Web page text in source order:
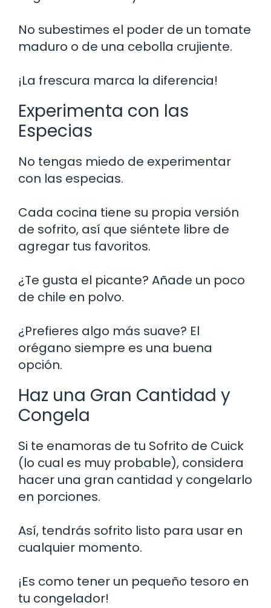
No subestimes el poder de un tomate
maduro o de una cebolla crujiente.
¡La frescura marca la diferencia!
Experimenta con las
Especias
No tengas miedo de experimentar
con las especias.
Cada cocina tiene su propia versión
de sofrito, así que siéntete libre de
agregar tus favoritos.
¿Te gusta el picante? Añade un poco
de chile en polvo.
¿Prefieres algo más suave? El
orégano siempre es una buena
opción.
Haz una Gran Cantidad y
Congela
Si te enamoras de tu Sofrito de Cuick
(lo cual es muy probable), considera
hacer una gran cantidad y congelarlo
en porciones.
Así, tendrás sofrito listo para usar en
cualquier momento.
¡Es como tener un pequeño tesoro en
tu congelador!